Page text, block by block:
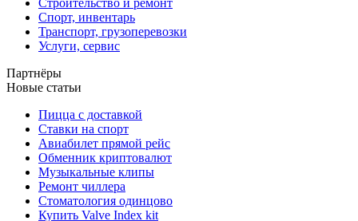
Строительство и ремонт
Спорт, инвентарь
Транспорт, грузоперевозки
Услуги, сервис
Партнёры
Новые статьи
Пицца с доставкой
Ставки на спорт
Авиабилет прямой рейс
Обменник криптовалют
Музыкальные клипы
Ремонт чиллера
Стоматология одинцово
Купить Valve Index kit